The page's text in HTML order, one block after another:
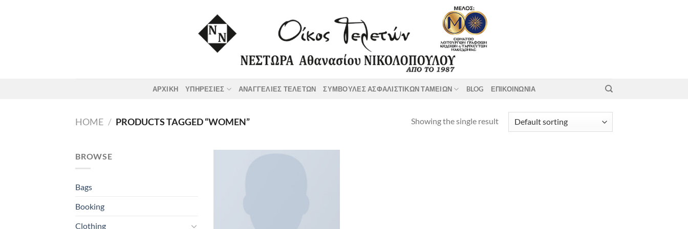
ΑΡΧΙΚΗ ΥΠΗΡΕΣΙΕΣ ΑΝΑΓΓΕΛΙΕΣ ΤΕΛΕΤΩΝ ΣΥΜΒΟΥΛΕΣ ΑΣΦΑΛΙΣΤΙΚΩΝ ΤΑΜΕΙΩΝ BLOG ΕΠΙΚΟΙΝΩΝΙΑ
HOME / PRODUCTS TAGGED “WOMEN” Showing the single result
BROWSE
Bags
Booking
Clothing